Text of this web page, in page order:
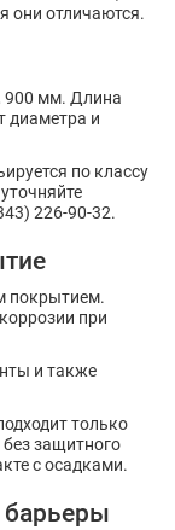
они отличаются.
900 мм. Длина
диаметра и
по классу
226-90-32.
покрытием.
при
и также
только
защитного
с осадками.